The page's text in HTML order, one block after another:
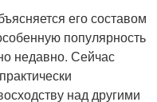
его составом
популярность
недавно. Сейчас
над другими